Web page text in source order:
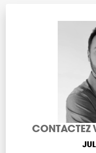
CONTACTEZ